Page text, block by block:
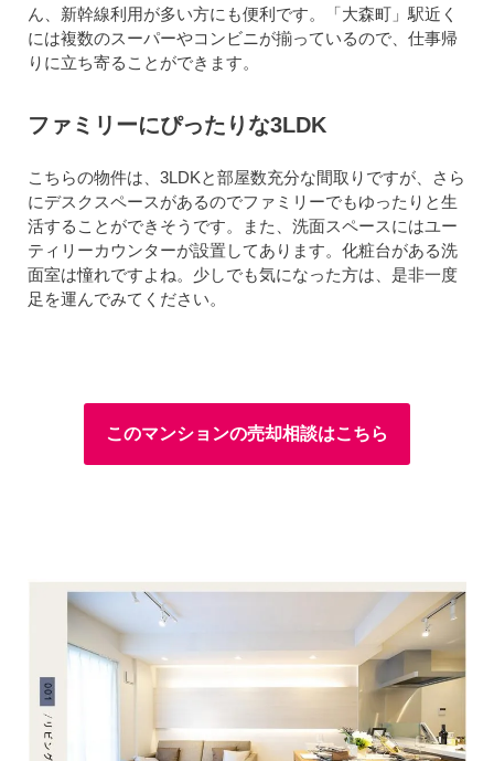
ん、新幹線利用が多い方にも便利です。「大森町」駅近く
には複数のスーパーやコンビニが揃っているので、仕事帰
りに立ち寄ることができます。
ファミリーにぴったりな3LDK
こちらの物件は、3LDKと部屋数充分な間取りですが、さら
にデスクスペースがあるのでファミリーでもゆったりと生
活することができそうです。また、洗面スペースにはユー
ティリーカウンターが設置してあります。化粧台がある洗
面室は憧れですよね。少しでも気になった方は、是非一度
足を運んでみてください。
このマンションの売却相談はこちら